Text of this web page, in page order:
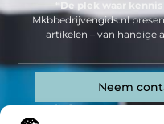
“De plek waar
Mkbbedrijvengids.nl
artikelen – van handige
Sitelinks
Neem